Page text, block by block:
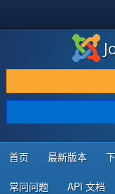
下载 & 扩展
发现 & 学习
社区 & 支持
开发者资源
首页 最新版本
常问问题 API 文档